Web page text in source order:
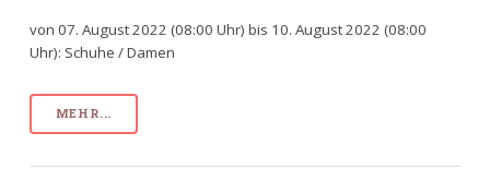
von 07. August 2022 (08:00 Uhr) bis 10. August 2022 (08:00
Uhr): Schuhe / Damen
MEHR...